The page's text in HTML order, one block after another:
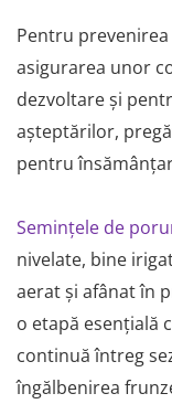
Pentru
asigurarea unor
dezvoltare și
așteptărilor,
pentru
Semințele de
nivelate, bine
aerat și afânat în
o etapă esențială
continuă întreg
îngălbenirea